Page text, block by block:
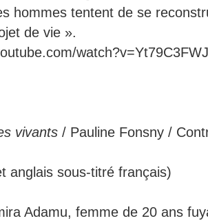
hommes tentent de se
de vie ».
vivants / Pauline Fonsny /
anglais sous-titré français)
Adamu, femme de 20 ans